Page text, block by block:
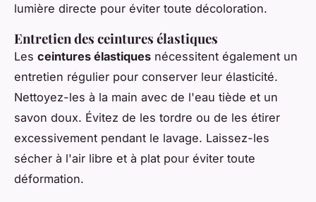
lumière directe pour éviter toute décoloration.
Entretien des ceintures élastiques
Les ceintures élastiques nécessitent également un
entretien régulier pour conserver leur élasticité.
Nettoyez-les à la main avec de l'eau tiède et un
savon doux. Évitez de les tordre ou de les étirer
excessivement pendant le lavage. Laissez-les
sécher à l'air libre et à plat pour éviter toute
déformation.